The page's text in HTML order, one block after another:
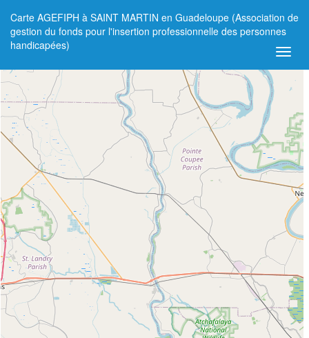
Carte AGEFIPH à SAINT MARTIN en Guadeloupe (Association de
gestion du fonds pour l'insertion professionnelle des personnes
handicapées)
+
−